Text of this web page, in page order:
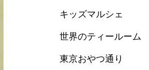
キッズマルシェ
世界のティールーム
東京おやつ通り